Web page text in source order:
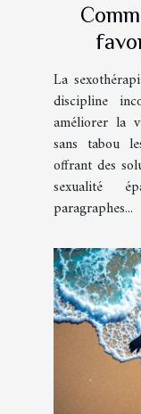
La
discipline
améliorer la
sans tabou
offrant des
sexualité
paragraphes...